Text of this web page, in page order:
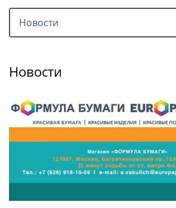
Новости
Новости